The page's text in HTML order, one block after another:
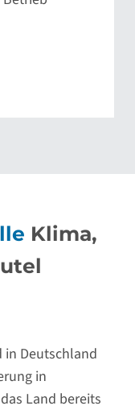
Klima,
in Deutschland
in
Land bereits